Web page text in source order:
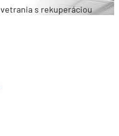
s rekuperáciou